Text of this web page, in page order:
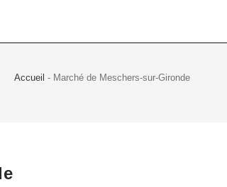
Accueil - Marché de Meschers-sur-Gironde